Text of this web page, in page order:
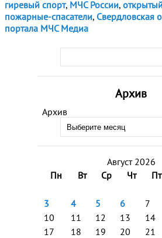
Архив
Архив
Август 2026
Пн
Вт Ср Чт Пт
3
4 5 6 7
10
11 12 13 14
17
18 19 20 21
гиревый спорт, МЧС России,
пожарные-спасатели, Свердловская
портала МЧС Медиа